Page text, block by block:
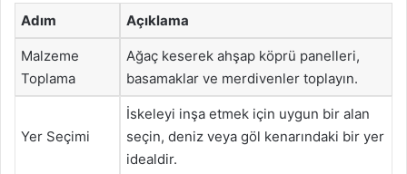
Adım Açıklama
Malzeme
Toplama
Ağaç keserek ahşap köprü panelleri,
basamaklar ve merdivenler toplayın.
Yer Seçimi
İskeleyi inşa etmek için uygun bir alan
seçin, deniz veya göl kenarındaki bir yer
idealdir.